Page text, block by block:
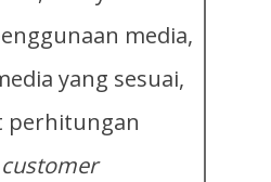
media,
yang sesuai,
perhitungan